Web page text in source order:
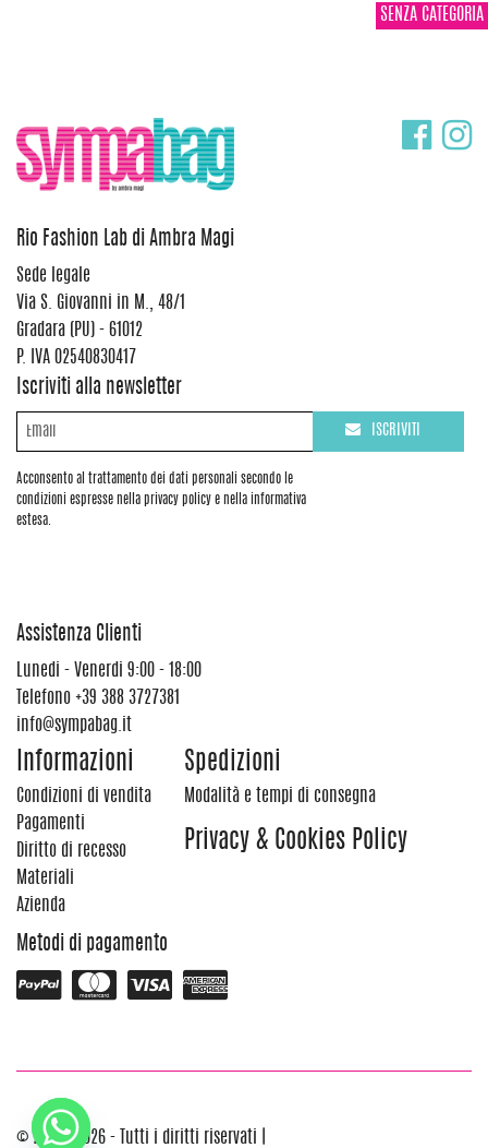
SENZA CATEGORIA
Rio Fashion Lab di Ambra Magi
Sede legale
Via S. Giovanni in M., 48/1
Gradara (PU) - 61012
P. IVA 02540830417
Iscriviti alla newsletter
Acconsento al trattamento dei dati personali secondo le
condizioni espresse nella privacy policy e nella informativa
estesa.
ISCRIVITI
Assistenza Clienti
Lunedi - Venerdi 9:00 - 18:00
Telefono +39 388 3727381
info@sympabag.it
Informazioni
Condizioni di vendita
Pagamenti
Diritto di recesso
Materiali
Azienda
Spedizioni
Modalità e tempi di consegna
Privacy & Cookies Policy
Metodi di pagamento
© 2012 - 2026 - Tutti i diritti riservati |